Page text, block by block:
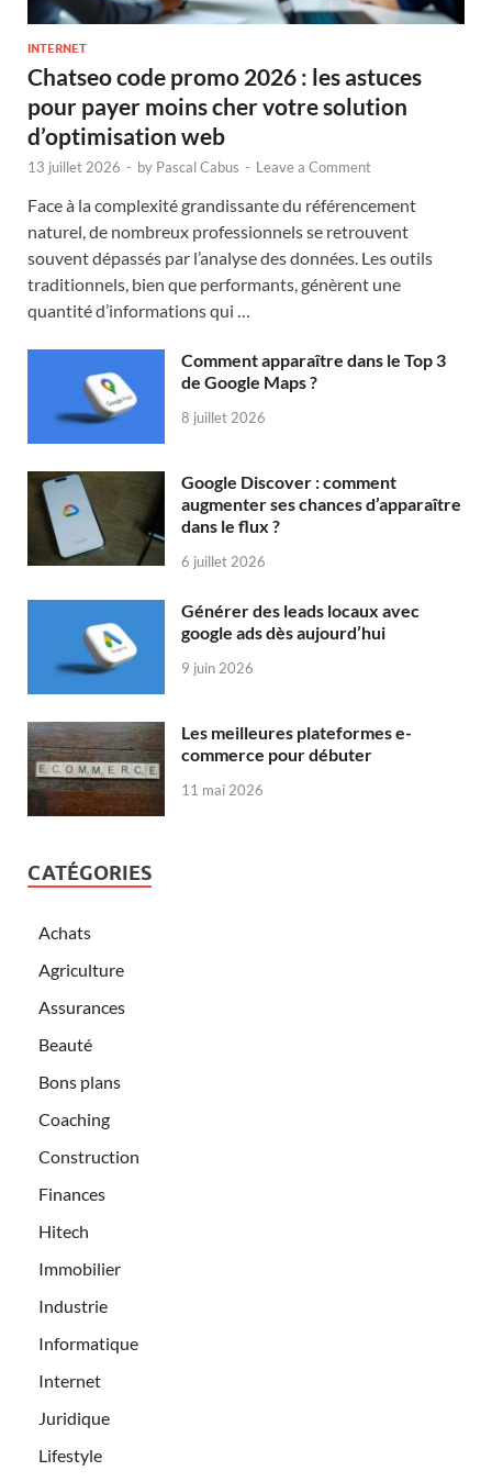
INTERNET
Chatseo code promo 2026 : les astuces
pour payer moins cher votre solution
d’optimisation web
13 juillet 2026 - by Pascal Cabus - Leave a Comment
Face à la complexité grandissante du référencement
naturel, de nombreux professionnels se retrouvent
souvent dépassés par l’analyse des données. Les outils
traditionnels, bien que performants, génèrent une
quantité d’informations qui …
Comment apparaître dans le Top 3
de Google Maps ?
8 juillet 2026
Google Discover : comment
augmenter ses chances d’apparaître
dans le flux ?
6 juillet 2026
Générer des leads locaux avec
google ads dès aujourd’hui
9 juin 2026
Les meilleures plateformes e-
commerce pour débuter
11 mai 2026
CATÉGORIES
Achats
Agriculture
Assurances
Beauté
Bons plans
Coaching
Construction
Finances
Hitech
Immobilier
Industrie
Informatique
Internet
Juridique
Lifestyle